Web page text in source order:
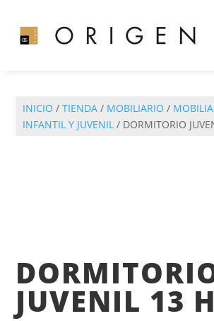
INICIO /TIENDA / MOBILIARIO /
INFANTIL Y JUVENIL / DORMITORIO
JUVENIL 13